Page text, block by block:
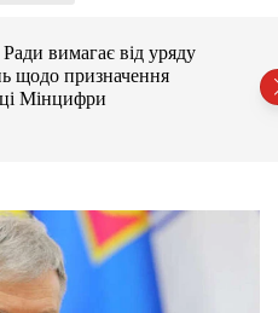
к
о
о
вимагає від уряду
щодо призначення
Мінцифри